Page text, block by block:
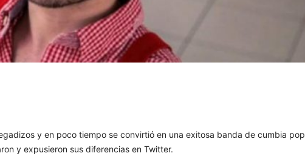
y en poco tiempo se convirtió en una exitosa banda de cumbia pop
y expusieron sus diferencias en Twitter.